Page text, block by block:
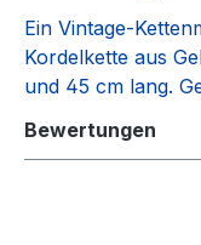
Ein Vintage-
Kordelkette aus
und 45 cm lang.
Bewertungen